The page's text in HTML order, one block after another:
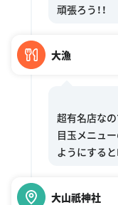
大漁
超有名店なの
目玉メニュ
大山祇神社